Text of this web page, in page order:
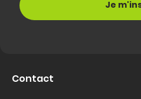
Contact